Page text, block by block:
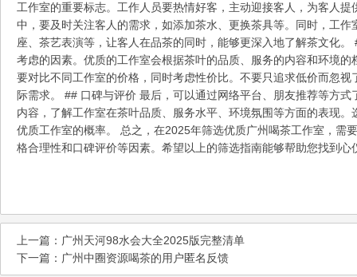
工作室的重要标志。工作人员要热情好客，主动迎接客人，为客人
中，要及时关注客人的需求，如添加茶水、更换茶具等。同时，工
座、茶艺表演等，让客人在品茶的同时，能够更深入地了解茶文化
考虑的因素。优质的工作室会根据茶叶的品质、服务的内容和环境
要对比不同工作室的价格，同时考虑性价比。不要只追求低价而忽
际需求。 ## 口碑与评价 最后，可以通过网络平台、朋友推荐等方
内容，了解工作室在茶叶品质、服务水平、环境氛围等方面的表现
优质工作室的概率。 总之，在2025年筛选优质广州喝茶工作室，需
格合理性和口碑评价等因素。希望以上的筛选指南能够帮助您找到
上一篇： 广州天河98水会大全2025版完整清单
下一篇： 广州中圈资源喝茶的用户匿名反馈